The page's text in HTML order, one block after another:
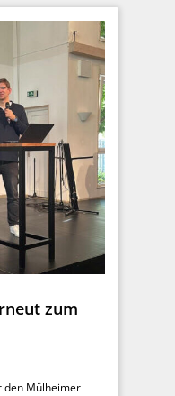
zum
den Mülheimer